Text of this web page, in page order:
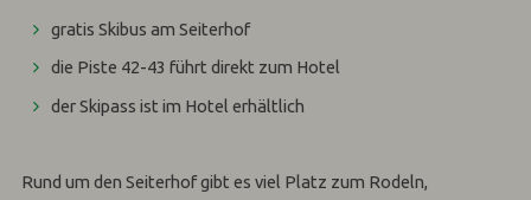
gratis Skibus am Seiterhof
die Piste 42-43 führt direkt zum Hotel
der Skipass ist im Hotel erhältlich
Rund um den Seiterhof gibt es viel Platz zum Rodeln,